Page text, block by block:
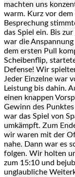
machten uns
warm. Kurz vor
Besprechung
das Spiel ein. Bis
war die
dem ersten Pull
Scheibenflip,
Defense! Wir
Jeder Einzelne war
Leistung bis dahin.
einen knappen
Gewinn des
war das Spiel von
umkämpft. Zum
wir waren mit der
nahe. Dann war es
folgen. Wir holten
zum 15:10 und
unglaubliche